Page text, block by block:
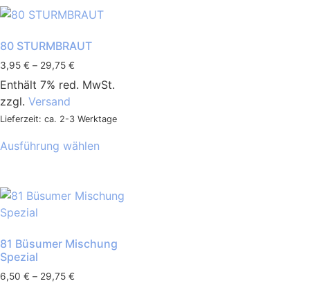
80 STURMBRAUT
3,95 € – 29,75 €
Enthält 7% red. MwSt.
zzgl. Versand
Lieferzeit: ca. 2-3 Werktage
Ausführung wählen
81 Büsumer Mischung
Spezial
6,50 € – 29,75 €